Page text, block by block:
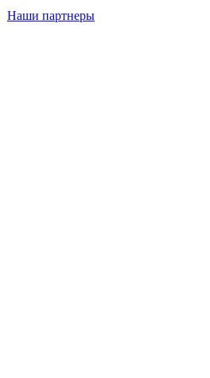
Наши партнеры